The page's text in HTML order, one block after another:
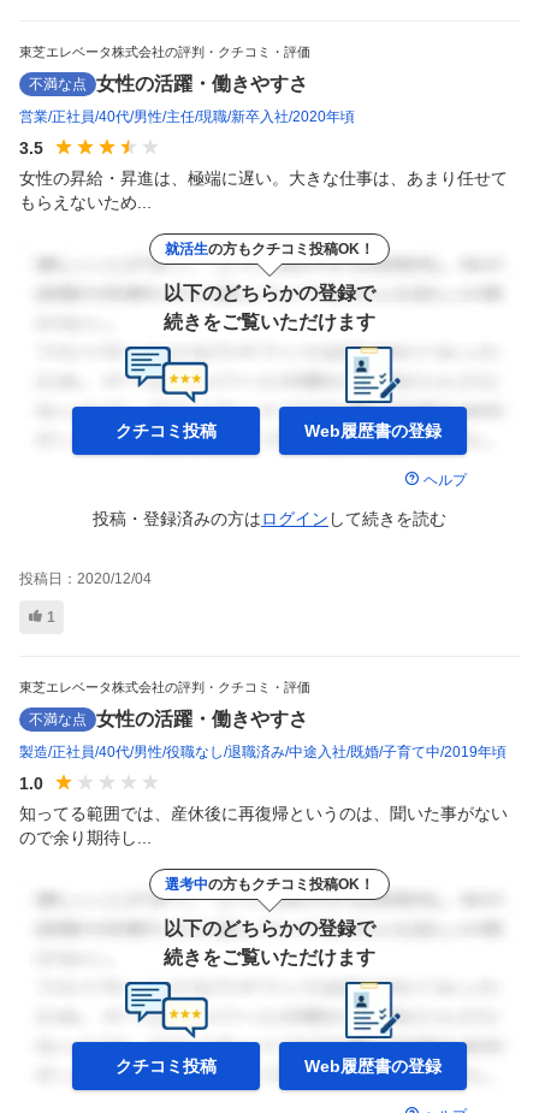
東芝エレベータ株式会社の評判・クチコミ・評価
不満な点 女性の活躍・働きやすさ
営業 正社員 40代 男性 主任 現職 新卒入社 2020年頃
3.5
女性の昇給・昇進は、極端に遅い。大きな仕事は、あまり任せて
もらえないため...
就活生の方もクチコミ投稿OK！
以下のどちらかの登録で
続きをご覧いただけます
クチコミ投稿 Web履歴書の登録
ヘルプ
投稿・登録済みの方はログイン して続きを読む
投稿日： 2020/12/04
1
東芝エレベータ株式会社の評判・クチコミ・評価
不満な点 女性の活躍・働きやすさ
製造 正社員 40代 男性 役職なし 退職済み 中途入社 既婚 子育て中 2019年頃
1.0
知ってる範囲では、産休後に再復帰というのは、聞いた事がない
ので余り期待し...
選考中の方もクチコミ投稿OK！
以下のどちらかの登録で
続きをご覧いただけます
クチコミ投稿 Web履歴書の登録